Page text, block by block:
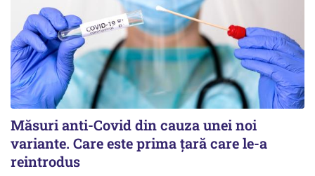
Măsuri anti-Covid din cauza unei noi
variante. Care este prima țară care le-a
reintrodus